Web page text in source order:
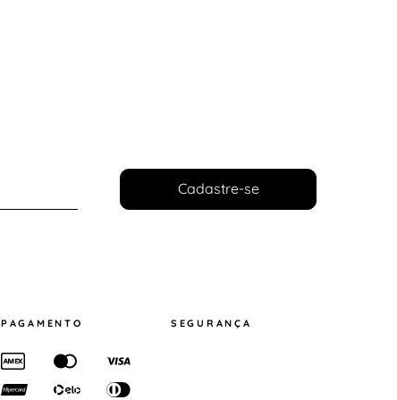
Cadastre-se
PAGAMENTO SEGURANÇA